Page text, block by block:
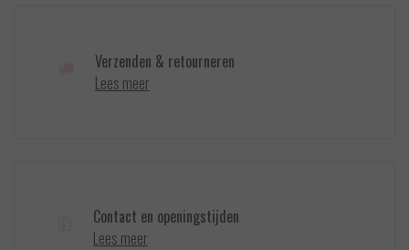
Verzenden & retourneren
Lees meer
Contact en openingstijden
Lees meer